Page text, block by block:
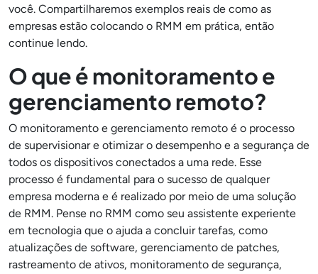
você. Compartilharemos exemplos reais de como as
empresas estão colocando o RMM em prática, então
continue lendo.
O que é monitoramento e
gerenciamento remoto?
O monitoramento e gerenciamento remoto é o processo
de supervisionar e otimizar o desempenho e a segurança de
todos os dispositivos conectados a uma rede. Esse
processo é fundamental para o sucesso de qualquer
empresa moderna e é realizado por meio de uma solução
de RMM. Pense no RMM como seu assistente experiente
em tecnologia que o ajuda a concluir tarefas, como
atualizações de software, gerenciamento de patches,
rastreamento de ativos, monitoramento de segurança,